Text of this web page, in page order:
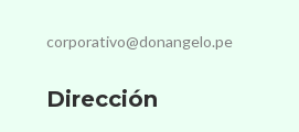
corporativo@donangelo.pe
Dirección